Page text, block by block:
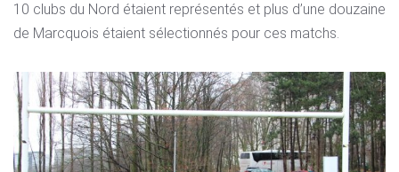
10 clubs du Nord étaient représentés et plus d’une douzaine
de Marcquois étaient sélectionnés pour ces matchs.